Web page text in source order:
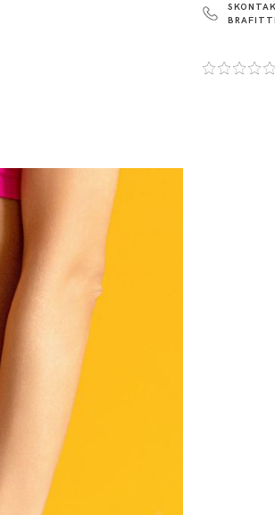
Ul. Sienkiewicza 73 lok. 7,
WPROWADZENIE DO UE
Fashiontex Group Sp.z o.o. Spółka
komandytowa
+48 42 719 43 15
biuro@fashiontexgroup.com
Ul. Sienkiewicza 73 lok. 7,
90-057
Polska